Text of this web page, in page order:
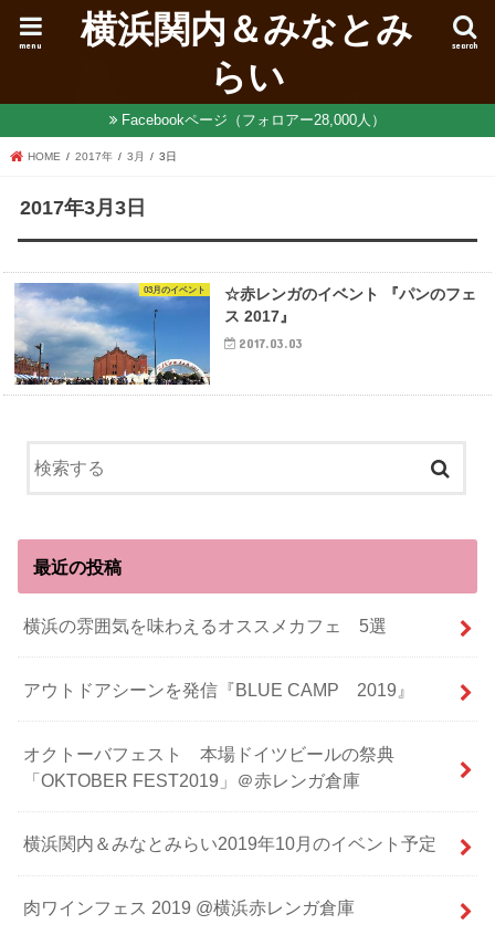
横浜関内＆みなとみ
らい
search
menu
Facebookページ（フォロアー28,000人）
HOME 2017年 3月 3日
2017年3月3日
03月のイベント
☆赤レンガのイベント 『パンのフェ
ス 2017』
2017.03.03
最近の投稿
横浜の雰囲気を味わえるオススメカフェ 5選
アウトドアシーンを発信『BLUE CAMP 2019』
オクトーバフェスト 本場ドイツビールの祭典
「OKTOBER FEST2019」＠赤レンガ倉庫
横浜関内＆みなとみらい2019年10月のイベント予定
肉ワインフェス 2019 @横浜赤レンガ倉庫